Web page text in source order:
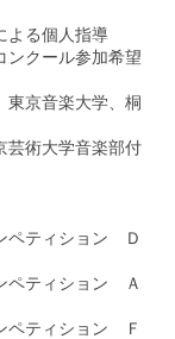
よる個人指導
ンクール参加希望
東京音楽大学、桐
大学音楽部付
ティション Ｄ
ティション Ａ
ティション Ｆ